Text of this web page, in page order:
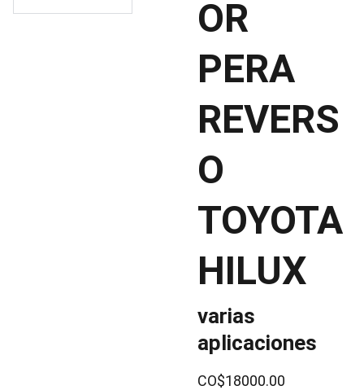
OR
PERA
REVERS
O
TOYOTA
HILUX
varias
aplicaciones
CO$18000.00